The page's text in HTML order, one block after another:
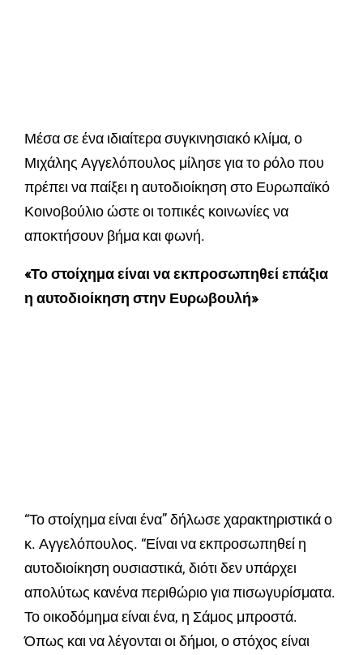
Μέσα σε ένα ιδιαίτερα συγκινησιακό κλίμα, ο
Μιχάλης Αγγελόπουλος μίλησε για το ρόλο που
πρέπει να παίξει η αυτοδιοίκηση στο Ευρωπαϊκό
Κοινοβούλιο ώστε οι τοπικές κοινωνίες να
αποκτήσουν βήμα και φωνή.
«Το στοίχημα είναι να εκπροσωπηθεί επάξια
η αυτοδιοίκηση στην Ευρωβουλή»
“Το στοίχημα είναι ένα” δήλωσε χαρακτηριστικά ο
κ. Αγγελόπουλος. “Είναι να εκπροσωπηθεί η
αυτοδιοίκηση ουσιαστικά, διότι δεν υπάρχει
απολύτως κανένα περιθώριο για πισωγυρίσματα.
Το οικοδόμημα είναι ένα, η Σάμος μπροστά.
Όπως και να λέγονται οι δήμοι, ο στόχος είναι